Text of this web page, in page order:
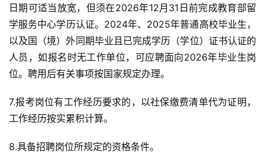
日期可适当放宽，但须在2026年12月31日前完成教育部留
学服务中心学历认证。2024年、2025年普通高校毕业生，
以及国（境）外同期毕业且已完成学历（学位）证书认证的
人员，如报名时无工作单位，可应聘面向2026年毕业生岗
位。聘用后有关事项按国家规定办理。
7.报考岗位有工作经历要求的，以社保缴费清单代为证明，
工作经历按实累积计算。
8.具备招聘岗位所规定的资格条件。